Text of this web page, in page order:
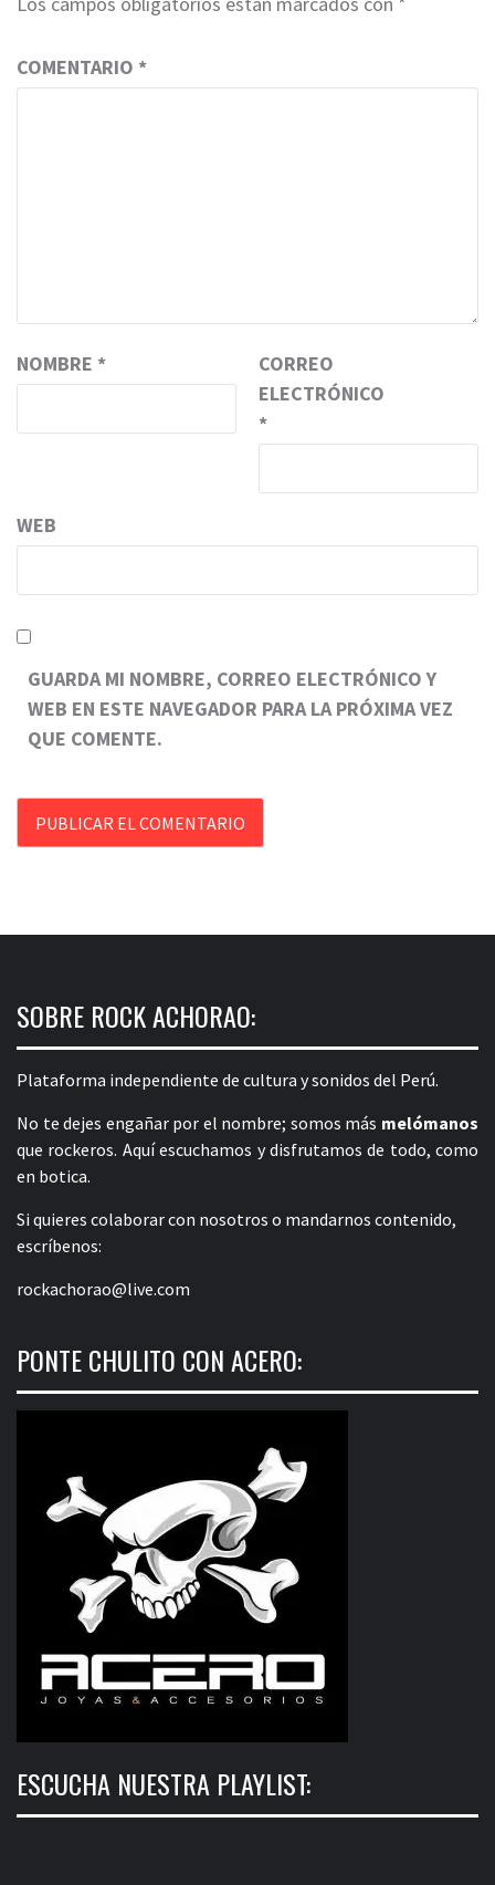
COMENTARIO *
NOMBRE *
CORREO
ELECTRÓNICO
*
WEB
GUARDA MI NOMBRE, CORREO ELECTRÓNICO Y
WEB EN ESTE NAVEGADOR PARA LA PRÓXIMA VEZ
QUE COMENTE.
SOBRE ROCK ACHORAO:
Plataforma independiente de cultura y sonidos del Perú.
No te dejes engañar por el nombre; somos más melómanos
que rockeros. Aquí escuchamos y disfrutamos de todo, como
en botica.
Si quieres colaborar con nosotros o mandarnos contenido,
escríbenos:
rockachorao@live.com
PONTE CHULITO CON ACERO:
ESCUCHA NUESTRA PLAYLIST: